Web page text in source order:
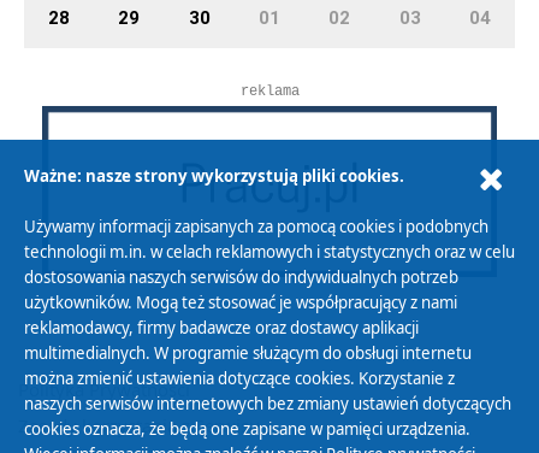
28 29 30 01 02 03 04
reklama
Polityka Prywatności
Zasady korzystania z Serwisu
Ważne: nasze strony wykorzystują pliki cookies.
Używamy informacji zapisanych za pomocą cookies i podobnych
technologii m.in. w celach reklamowych i statystycznych oraz w celu
dostosowania naszych serwisów do indywidualnych potrzeb
użytkowników. Mogą też stosować je współpracujący z nami
reklamodawcy, firmy badawcze oraz dostawcy aplikacji
multimedialnych. W programie służącym do obsługi internetu
można zmienić ustawienia dotyczące cookies. Korzystanie z
naszych serwisów internetowych bez zmiany ustawień dotyczących
cookies oznacza, że będą one zapisane w pamięci urządzenia.